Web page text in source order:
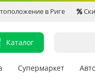
в Риге
Каталог
Супермаркет